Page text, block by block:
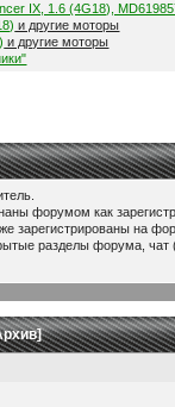
IX, 1.6 (4G18),
и другие моторы
и другие моторы
форумом как
зарегистрированы на
разделы форума,
]